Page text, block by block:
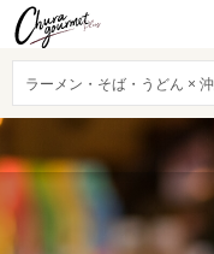
ラーメン・そば・うどん ×